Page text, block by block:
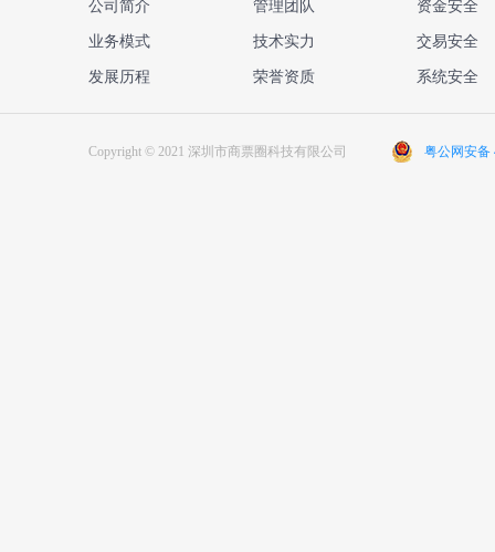
公司简介
业务模式
发展历程
管理团队
技术实力
荣誉资质
资金安全
交易安全
系统安全
Copyright © 2021 深圳市商票圈科技有限公司 粤公网安备